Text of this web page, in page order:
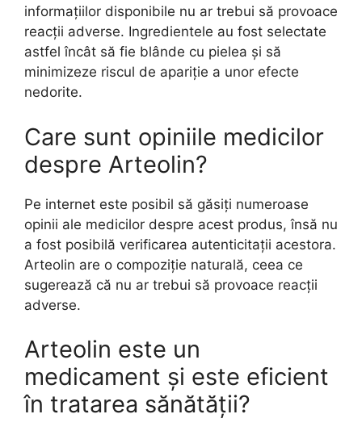
informațiilor disponibile nu ar trebui să provoace
reacții adverse. Ingredientele au fost selectate
astfel încât să fie blânde cu pielea și să
minimizeze riscul de apariție a unor efecte
nedorite.
Care sunt opiniile medicilor
despre Arteolin?
Pe internet este posibil să găsiți numeroase
opinii ale medicilor despre acest produs, însă nu
a fost posibilă verificarea autenticitații acestora.
Arteolin are o compoziție naturală, ceea ce
sugerează că nu ar trebui să provoace reacții
adverse.
Arteolin este un
medicament și este eficient
în tratarea sănătății?